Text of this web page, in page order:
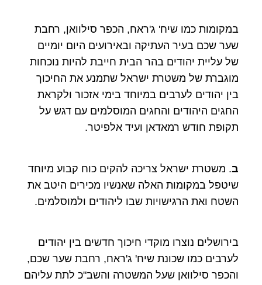
במקומות כמו שיח' ג'ראח, הכפר סילוואן, רחבת
שער שכם בעיר העתיקה ובאירועים היום יומיים
של עליית יהודים בהר הבית חייבת להיות נוכחות
מוגברת של משטרת ישראל שתמנע את החיכוך
בין יהודים לערבים במיוחד בימי אזכור ולקראת
החגים היהודים והחגים המוסלמים עם דגש על
תקופת חודש רמאדאן ועיד אלפיטר.
ב. משטרת ישראל צריכה להקים כוח קבוע מיוחד
שיטפל במקומות האלה שאנשיו מכירים היטב את
השטח ואת הרגישויות שבו ליהודים ולמוסלמים.
בירושלים נוצרו מוקדי חיכוך חדשים בין יהודים
לערבים כמו שכונת שיח' ג'ראח, רחבת שער שכם,
והכפר סילוואן שעל המשטרה והשב"כ לתת עליהם